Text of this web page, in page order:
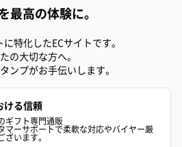
お届けします。
最高の体験に。
特化したECサイトです。
の大切な方へ。
ンプがお手伝いします。
ける信頼
ギフト専門通販
マーサポートで柔軟な対応やバイヤー厳
ざいます。